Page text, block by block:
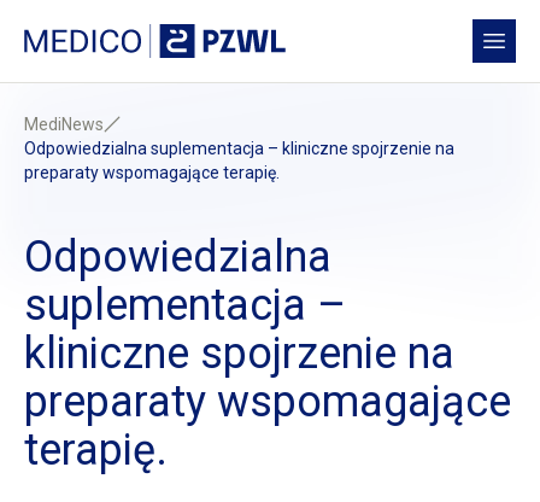
Medico PZWL Platforma Medyczna
MediNews
Odpowiedzialna suplementacja – kliniczne spojrzenie na
preparaty wspomagające terapię.
Odpowiedzialna
suplementacja –
kliniczne spojrzenie na
preparaty wspomagające
terapię.